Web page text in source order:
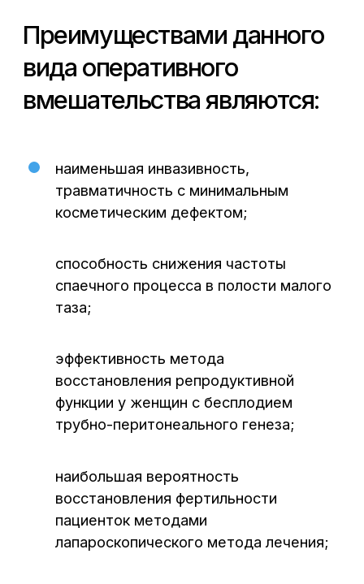
В Central clinic Воронеж специалисты
придерживаются специально
разработанных рациональных методов
эндоскопического лечения, а также
использования более совершенных
устройств, более физиологичных шовных
с ранним восстановлением
в послеоперационное периоде.
к гинекологу в Воронеже
можно по телефону:
+7 (473) 300-33-44
В центре города,
без выходных
Пн – Пт: 8:00 – 20:00
Сб – Вс: 8:00 – 17:00
+7 (473) 300-33-44
Онлайн-запись